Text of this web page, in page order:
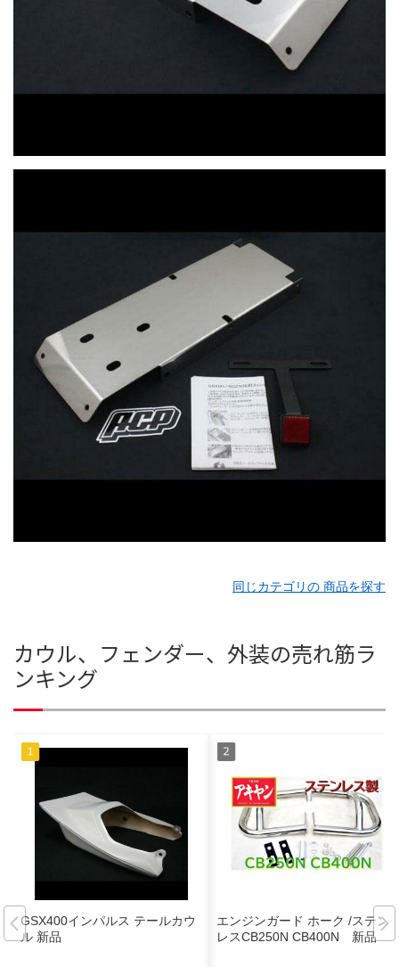
同じカテゴリの 商品を探す
カウル、フェンダー、外装の売れ筋ラ
ンキング
GSX400インパルス テールカウ
ル 新品
エンジンガード ホーク /ステン
レスCB250N CB400N 新品